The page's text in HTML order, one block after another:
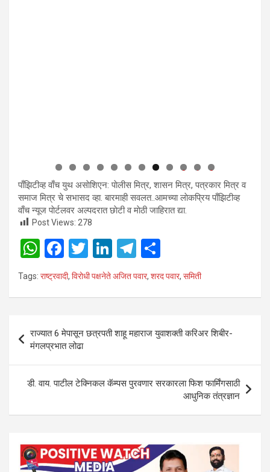
0 1
2
पाँझिटीव्ह वाँच युथ असाेशिएन: पाेलीस मित्र, शासन मित्र, पत्रकार मित्र व
समाज मित्र चे सभासद व्हा. बारमाही सवलत..आमच्या लाेकप्रिय पाँझिटीव्ह
वाँच न्यूज पाेर्टलवर अल्पदरात छाेटी व माेठी जाहिरात द्या.
Post Views: 278
W
h
at
A
p
p
F
a
ce
o
o
k
T
wi
Li
n
n
T
el
a
h
ar
Tags: राष्ट्रवादी, विरोधी पक्षनेते अजित पवार, शरद पवार, समिती
navigation
राज्यात 6 मेपासून छत्रपती शाहू महाराज युवाशक्ती करिअर शिबीर-
मंगलप्रभात लोढा
डी. वाय. पाटील टेक्निकल कॅम्पस पुरवणार सरकारला फिश फार्मिंगसाठी
आधुनिक तंत्रज्ञान